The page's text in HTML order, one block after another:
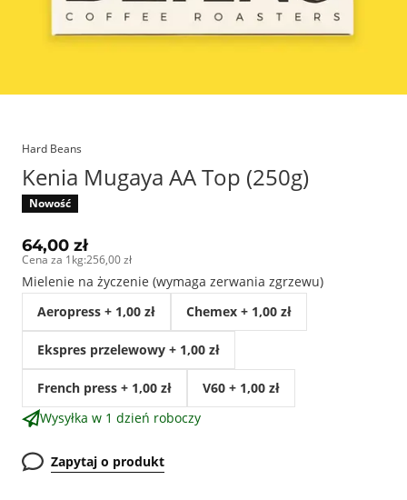
Hard Beans
Kenia Mugaya AA Top (250g)
Nowość
64,00 zł
Cena za 1kg:256,00 zł
Mielenie na życzenie (wymaga zerwania zgrzewu)
Aeropress + 1,00 zł Chemex + 1,00 zł
Ekspres przelewowy + 1,00 zł
French press + 1,00 zł V60 + 1,00 zł
Wysyłka w 1 dzień roboczy
Zapytaj o produkt